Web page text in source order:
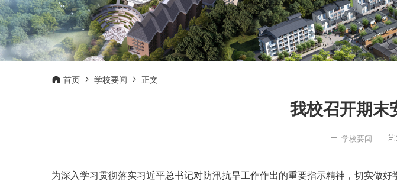
首页 学校要闻 正文
我校召开期末
学校要闻
为深入学习贯彻落实习近平总书记对防汛抗旱工作作出的重要指示精神，切实做